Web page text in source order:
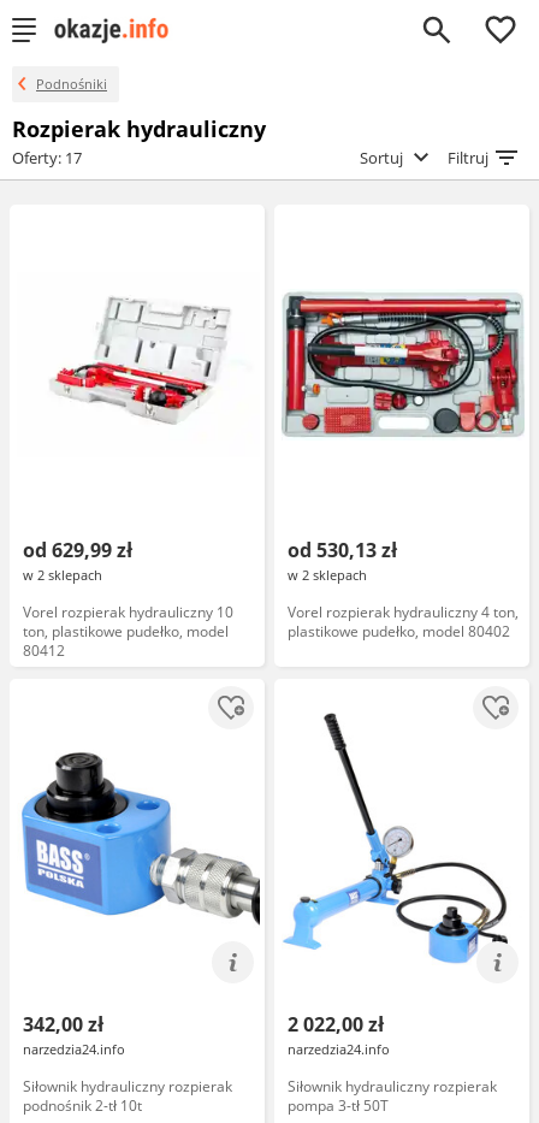
0
Podnośniki
Rozpierak hydrauliczny
Oferty: 17 Sortuj Filtruj
od 629,99 zł
w 2 sklepach
Vorel rozpierak hydrauliczny 10
ton, plastikowe pudełko, model
80412
od 530,13 zł
w 2 sklepach
Vorel rozpierak hydrauliczny 4 ton,
plastikowe pudełko, model 80402
342,00 zł
narzedzia24.info
Siłownik hydrauliczny rozpierak
podnośnik 2-tł 10t
2 022,00 zł
narzedzia24.info
Siłownik hydrauliczny rozpierak
pompa 3-tł 50T